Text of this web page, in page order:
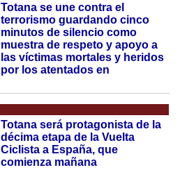
Totana se une contra el
terrorismo guardando cinco
minutos de silencio como
muestra de respeto y apoyo a
las víctimas mortales y heridos
por los atentados en
Totana será protagonista de la
décima etapa de la Vuelta
Ciclista a España, que
comienza mañana